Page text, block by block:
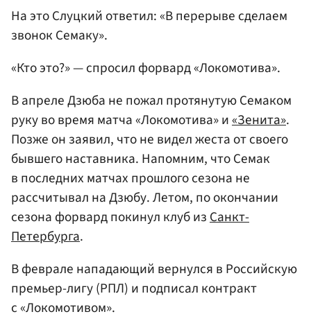
На это Слуцкий ответил: «В перерыве сделаем
звонок Семаку».
«Кто это?» — спросил форвард «Локомотива».
В апреле Дзюба не пожал протянутую Семаком
руку во время матча «Локомотива» и«Зенита».
Позже он заявил, что не видел жеста от своего
бывшего наставника. Напомним, что Семак
в последних матчах прошлого сезона не
рассчитывал на Дзюбу. Летом, по окончании
сезона форвард покинул клуб изСанкт-
Петербурга.
В феврале нападающий вернулся в Российскую
премьер-лигу (РПЛ) и подписал контракт
с «Локомотивом».